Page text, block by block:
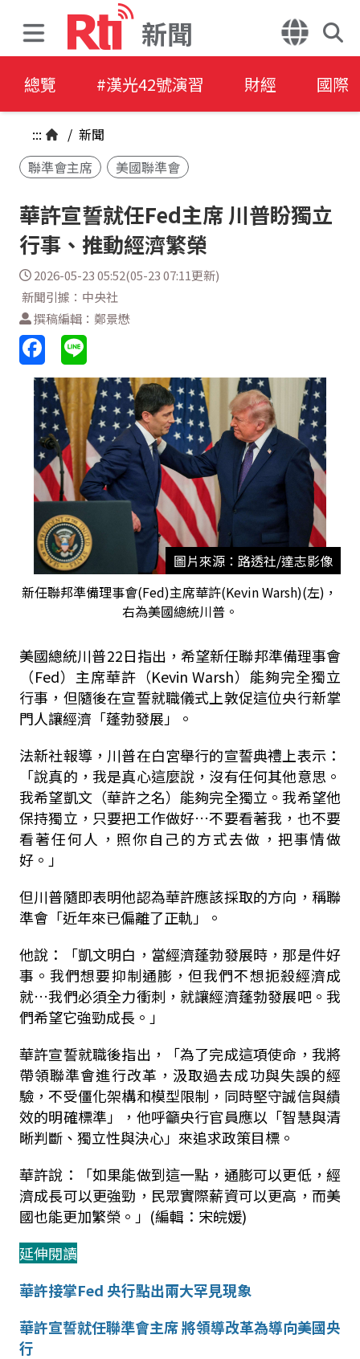
新聞
總覽 #漢光42號演習 財經 國際
::: / 新聞
聯準會主席
美國聯準會
華許宣誓就任Fed主席 川普盼獨立
行事、推動經濟繁榮
2026-05-23 05:52(05-23 07:11更新)
新聞引據：中央社
撰稿編輯：鄭景懋
圖片來源：路透社/達志影像
新任聯邦準備理事會(Fed)主席華許(Kevin Warsh)(左)，
右為美國總統川普。
美國總統川普22日指出，希望新任聯邦準備理事會
（Fed）主席華許（Kevin Warsh）能夠完全獨立
行事，但隨後在宣誓就職儀式上敦促這位央行新掌
門人讓經濟「蓬勃發展」。
法新社報導，川普在白宮舉行的宣誓典禮上表示：
「說真的，我是真心這麼說，沒有任何其他意思。
我希望凱文（華許之名）能夠完全獨立。我希望他
保持獨立，只要把工作做好…不要看著我，也不要
看著任何人，照你自己的方式去做，把事情做
好。」
但川普隨即表明他認為華許應該採取的方向，稱聯
準會「近年來已偏離了正軌」。
他說：「凱文明白，當經濟蓬勃發展時，那是件好
事。我們想要抑制通膨，但我們不想扼殺經濟成
就…我們必須全力衝刺，就讓經濟蓬勃發展吧。我
們希望它強勁成長。」
華許宣誓就職後指出，「為了完成這項使命，我將
帶領聯準會進行改革，汲取過去成功與失誤的經
驗，不受僵化架構和模型限制，同時堅守誠信與績
效的明確標準」，他呼籲央行官員應以「智慧與清
晰判斷、獨立性與決心」來追求政策目標。
華許說：「如果能做到這一點，通膨可以更低，經
濟成長可以更強勁，民眾實際薪資可以更高，而美
國也能更加繁榮。」(編輯：宋皖媛)
延伸閱讀
華許接掌Fed 央行點出兩大罕見現象
華許宣誓就任聯準會主席 將領導改革為導向美國央
行